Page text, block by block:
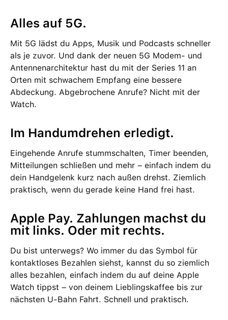
Alles auf 5G.
Mit 5G lädst du Apps, Musik und Pod­casts schneller
als je zuvor. Und dank der neuen 5G Modem- und
Antennenarchitektur hast du mit der Series 11 an
Orten mit schwachem Empfang eine bessere
Abdeckung. Abge­brochene Anrufe? Nicht mit der
Watch.
Im Hand­umdrehen erledigt.
Eingehende Anrufe stumm­schalten, Timer be­enden,
Mit­teilungen schließen und mehr – ein­fach indem du
dein Hand­gelenk kurz nach außen drehst. Ziemlich
praktisch, wenn du gerade keine Hand frei hast.
Apple Pay. Zahlungen machst du
mit links. Oder mit rechts.
Du bist unter­wegs? Wo immer du das Symbol für
kontaktloses Bezahlen siehst, kannst du so ziemlich
alles bezahlen, ein­fach indem du auf deine Apple
Watch tippst – von deinem Lieblings­kaffee bis zur
nächsten U-Bahn Fahrt. Schnell und praktisch.